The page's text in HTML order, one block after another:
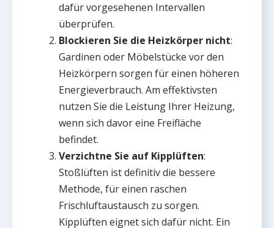
dafür vorgesehenen Intervallen
überprüfen.
Blockieren Sie die Heizkörper nicht:
Gardinen oder Möbelstücke vor den
Heizkörpern sorgen für einen höheren
Energieverbrauch. Am effektivsten
nutzen Sie die Leistung Ihrer Heizung,
wenn sich davor eine Freifläche
befindet.
Verzichtne Sie auf Kipplüften:
Stoßlüften ist definitiv die bessere
Methode, für einen raschen
Frischluftaustausch zu sorgen.
Kipplüften eignet sich dafür nicht. Ein